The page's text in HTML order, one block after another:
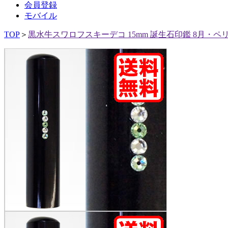
会員登録
モバイル
TOP ＞ 黒水牛スワロフスキーデコ 15mm 誕生石印鑑 8月・ペ